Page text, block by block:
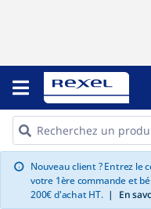
info Nouveau client ? Entrez le
votre 1ère commande et
200€ d'achat HT. | En